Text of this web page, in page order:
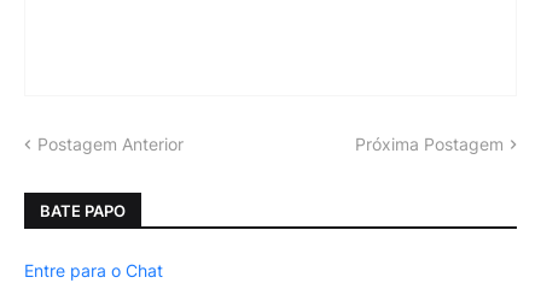
Postagem Anterior Próxima Postagem
BATE PAPO
Entre para o Chat